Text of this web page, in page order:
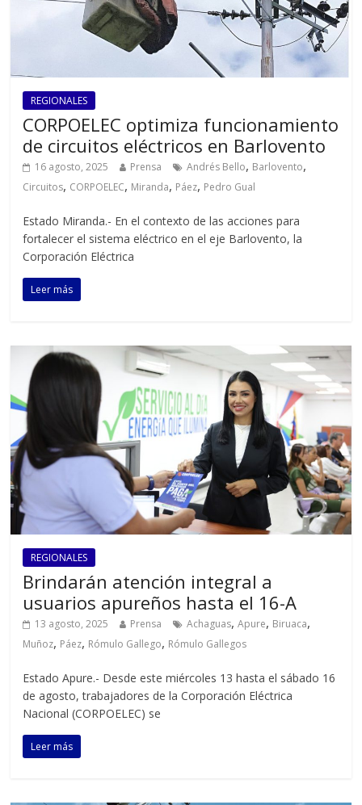
REGIONALES
CORPOELEC optimiza funcionamiento
de circuitos eléctricos en Barlovento
16 agosto, 2025 Prensa Andrés Bello, Barlovento,
Circuitos, CORPOELEC, Miranda, Páez, Pedro Gual
Estado Miranda.- En el contexto de las acciones para
fortalecer el sistema eléctrico en el eje Barlovento, la
Corporación Eléctrica
Leer más
REGIONALES
Brindarán atención integral a
usuarios apureños hasta el 16-A
13 agosto, 2025 Prensa Achaguas,Apure, Biruaca,
Muñoz, Páez, Rómulo Gallego, Rómulo Gallegos
Estado Apure.- Desde este miércoles 13 hasta el sábado 16
de agosto, trabajadores de la Corporación Eléctrica
Nacional (CORPOELEC) se
Leer más